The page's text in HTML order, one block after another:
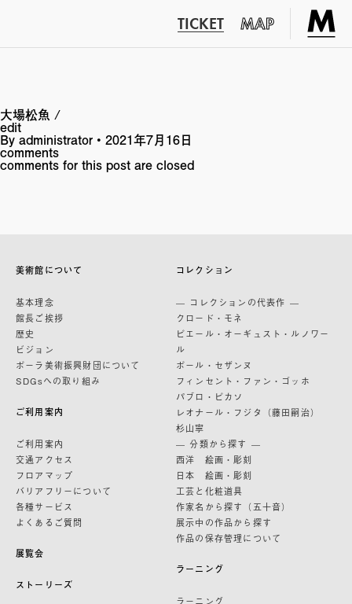
TICKET MAP
大場松魚 /
edit
By administrator • 2021年7月16日
comments
comments for this post are closed
美術館について
基本理念
館長ご挨拶
歴史
ビジョン
ポーラ美術振興財団について
SDGsへの取り組み
ご利用案内
ご利用案内
交通アクセス
フロアマップ
バリアフリーについて
各種サービス
よくあるご質問
展覧会
ストーリーズ
コレクション
— コレクションの代表作 —
クロード・モネ
ピエール・オーギュスト・ルノワー
ル
ポール・セザンヌ
フィンセント・ファン・ゴッホ
パブロ・ピカソ
レオナール・フジタ（藤田嗣治）
杉山寧
— 分類から探す —
西洋 絵画・彫刻
日本 絵画・彫刻
工芸と化粧道具
作家名から探す（五十音）
展示中の作品から探す
作品の保存管理について
ラーニング
ラーニング